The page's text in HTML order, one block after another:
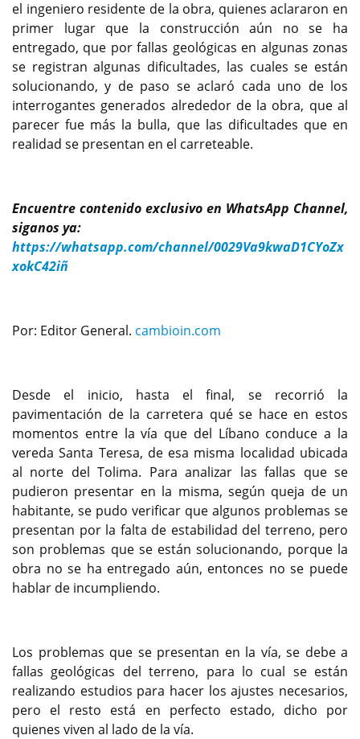
el ingeniero residente de la obra, quienes aclararon en
primer lugar que la construcción aún no se ha
entregado, que por fallas geológicas en algunas zonas
se registran algunas dificultades, las cuales se están
solucionando, y de paso se aclaró cada uno de los
interrogantes generados alrededor de la obra, que al
parecer fue más la bulla, que las dificultades que en
realidad se presentan en el carreteable.
Encuentre contenido exclusivo en WhatsApp Channel,
siganos ya:
https://whatsapp.com/channel/0029Va9kwaD1CYoZx
xokC42iñ
Por: Editor General. cambioin.com
Desde el inicio, hasta el final, se recorrió la
pavimentación de la carretera qué se hace en estos
momentos entre la vía que del Líbano conduce a la
vereda Santa Teresa, de esa misma localidad ubicada
al norte del Tolima. Para analizar las fallas que se
pudieron presentar en la misma, según queja de un
habitante, se pudo verificar que algunos problemas se
presentan por la falta de estabilidad del terreno, pero
son problemas que se están solucionando, porque la
obra no se ha entregado aún, entonces no se puede
hablar de incumpliendo.
Los problemas que se presentan en la vía, se debe a
fallas geológicas del terreno, para lo cual se están
realizando estudios para hacer los ajustes necesarios,
pero el resto está en perfecto estado, dicho por
quienes viven al lado de la vía.